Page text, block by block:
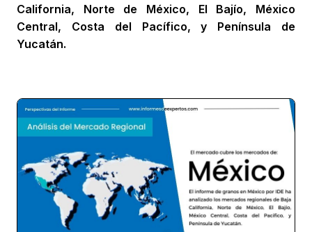
California, Norte de México, El Bajío, México
Central, Costa del Pacífico, y Península de
Yucatán.